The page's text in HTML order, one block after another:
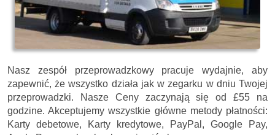
Nasz zespół przeprowadzkowy pracuje wydajnie, aby
zapewnić, że wszystko działa jak w zegarku w dniu Twojej
przeprowadzki. Nasze Ceny zaczynają się od £55 na
godzine. Akceptujemy wszystkie główne metody płatności:
Karty debetowe, Karty kredytowe, PayPal, Google Pay,